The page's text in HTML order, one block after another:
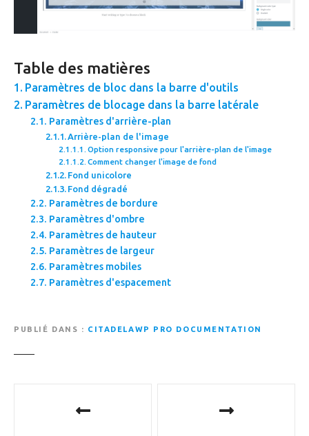
Table des matières
Paramètres de bloc dans la barre d'outils
Paramètres de blocage dans la barre latérale
Paramètres d'arrière-plan
Arrière-plan de l'image
Option responsive pour l'arrière-plan de l'image
Comment changer l'image de fond
Fond unicolore
Fond dégradé
Paramètres de bordure
Paramètres d'ombre
Paramètres de hauteur
Paramètres de largeur
Paramètres mobiles
Paramètres d'espacement
PUBLIÉ DANS CITADELAWP PRO DOCUMENTATION